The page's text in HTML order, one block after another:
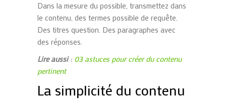
Dans la mesure du possible, transmettez dans
le contenu, des termes possible de requête.
Des titres question. Des paragraphes avec
des réponses.
Lire aussi: 03 astuces pour créer du contenu
pertinent
La simplicité du contenu